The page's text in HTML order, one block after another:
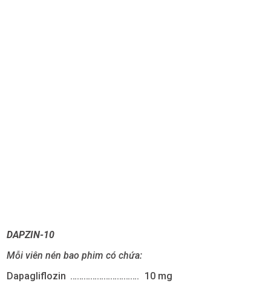
DAPZIN-10
Mỗi viên nén bao phim có chứa:
Dapagliflozin …………………………. 10 mg